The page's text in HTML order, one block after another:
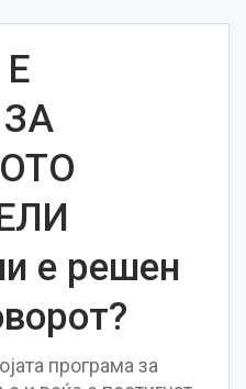
е решен
програма за